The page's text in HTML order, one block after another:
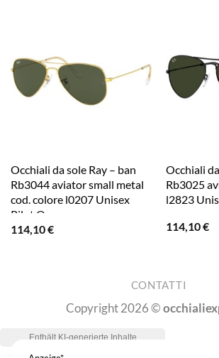
Occhiali da sole Ray – ban
Rb3044 aviator small metal
cod. colore l0207 Unisex
Pilot Oro
114,10€
Occhiali
Rb3025
l2823
114,10€
CONTATTI
Copyright 2026 ©